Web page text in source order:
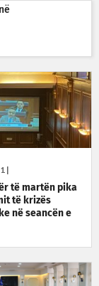
|
të martën pika
të krizës
në seancën e